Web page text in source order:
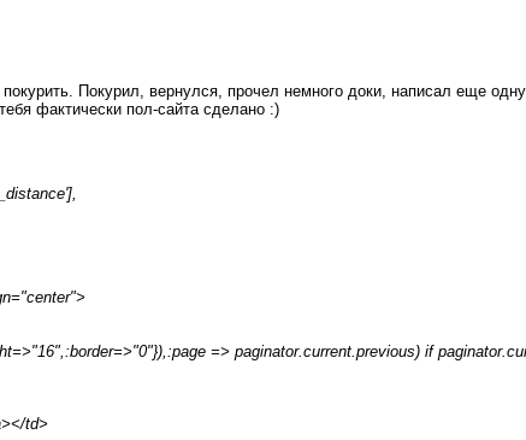
Покурил, вернулся, прочел немного доки, написал еще
фактически пол-сайта сделано :)
=> paginator.current.previous) if
td>